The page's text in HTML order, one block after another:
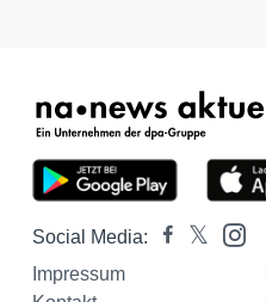
Social Media:
Impressum